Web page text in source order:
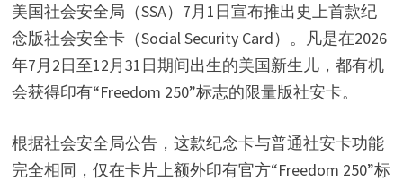
美国社会安全局（SSA）7月1日宣布推出史上首款纪
念版社会安全卡（Social Security Card）。凡是在2026
年7月2日至12月31日期间出生的美国新生儿，都有机
会获得印有“Freedom 250”标志的限量版社安卡。
根据社会安全局公告，这款纪念卡与普通社安卡功能
完全相同，仅在卡片上额外印有官方“Freedom 250”标